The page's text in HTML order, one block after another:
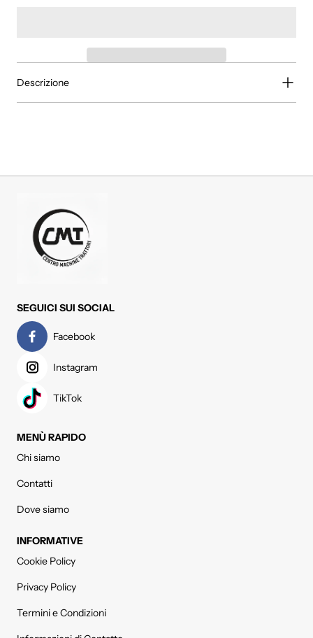
Descrizione
SEGUICI SUI SOCIAL
Facebook
Instagram
TikTok
MENÙ RAPIDO
Chi siamo
Contatti
Dove siamo
INFORMATIVE
Cookie Policy
Privacy Policy
Termini e Condizioni